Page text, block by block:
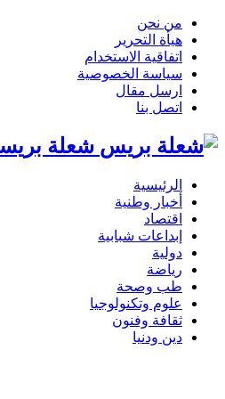
من نحن
هيأة التحرير
اتفاقية الاستخدام
سياسة الخصوصية
ارسل مقال
اتصل بنا
شعلة
الرئيسية
أخبار وطنية
اقتصاد
إبداعات شبابية
دولية
رياضة
طب وصحة
علوم وتكنولوجيا
ثقافة وفنون
دين ودنيا